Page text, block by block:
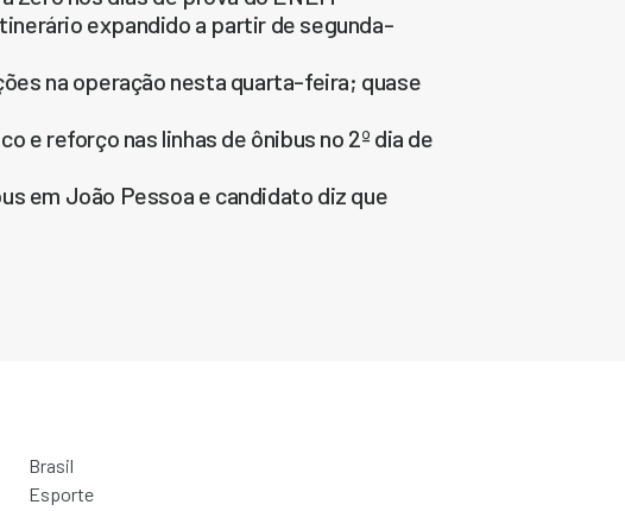
expandido a partir de segunda-
na operação nesta quarta-feira; quase
e reforço nas linhas de ônibus no 2º dia de
em João Pessoa e candidato diz que
Brasil
Esporte